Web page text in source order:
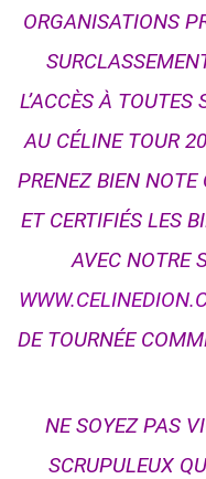
ORGANISATIONS
L’ACCÈS À TOUTES
AU CÉLINE TOUR
PRENEZ BIEN NOTE
ET CERTIFIÉS LES
AVEC NOTRE
DE TOURNÉE
NE SOYEZ PAS
SCRUPULEUX